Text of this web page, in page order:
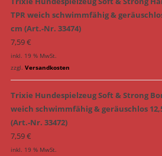
TPR weich schwimmfähig &
cm (Art.-Nr. 33474)
7,59€
inkl. 19 % MwSt.
zzgl. Versandkosten
Trixie Hundespielzeug Soft & Strong
weich schwimmfähig & geräuschlos
(Art.-Nr. 33472)
7,59€
inkl. 19 % MwSt.